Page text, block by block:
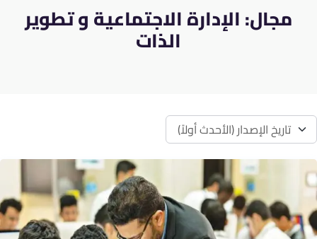
مجال:الإدارة الاجتماعية و تطوير
الذات
تاريخ الإصدار (الأحدث أولاً)